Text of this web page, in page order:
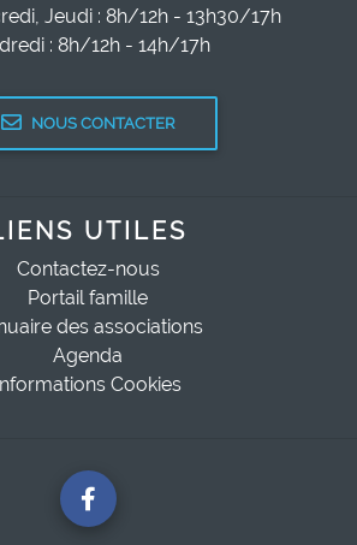
Jeudi : 8h/12h - 13h30/17h
: 8h/12h - 14h/17h
NOUS CONTACTER
UTILES
Contactez-nous
Portail famille
des associations
Agenda
Cookies